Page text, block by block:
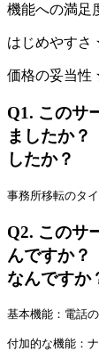
機能への満足
はじめやすさ
価格の妥当性
Q1. このサ
ましたか
したか？
事務所移転のタ
Q2. このサ
んですか
なんですか
基本機能：電話
付加的な機能：